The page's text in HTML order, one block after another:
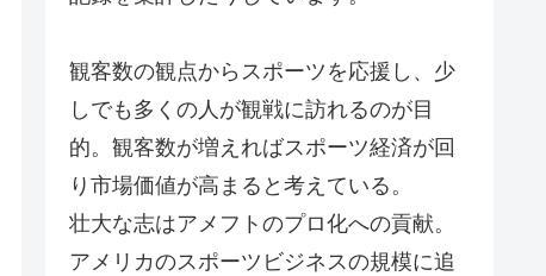
観客数の観点からスポーツを応援し、少
しでも多くの人が観戦に訪れるのが目
的。観客数が増えればスポーツ経済が回
り市場価値が高まると考えている。
壮大な志はアメフトのプロ化への貢献。
アメリカのスポーツビジネスの規模に追